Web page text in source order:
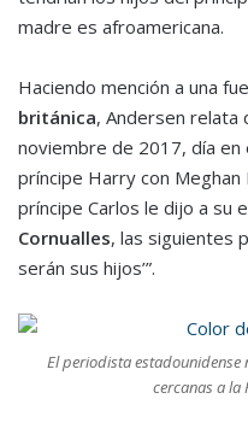
madre es afroamericana.
Haciendo mención a una
británica, Andersen relata
noviembre de 2017, día
príncipe Harry con Meghan
príncipe Carlos le dijo a su
Cornualles, las siguientes
serán sus hijos’”.
El periodista
cercanas a la